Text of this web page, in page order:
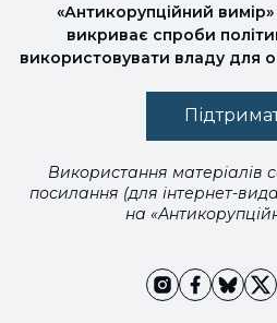
«Антикорупційний
викриває спроби
використовувати владу для
Використання матеріалів
посилання (для інтернет-
на